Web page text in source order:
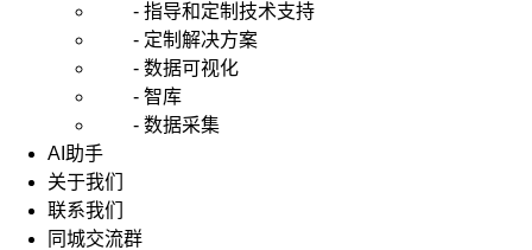
- 指导和定制技术支持
- 定制解决方案
- 数据可视化
- 智库
- 数据采集
AI助手
关于我们
联系我们
同城交流群